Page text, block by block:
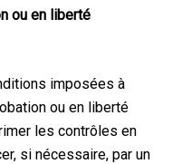
ou en liberté
imposées à
ou en liberté
les contrôles en
si nécessaire, par un